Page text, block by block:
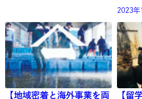
2023年
【地域密着と海外事業を両
【留